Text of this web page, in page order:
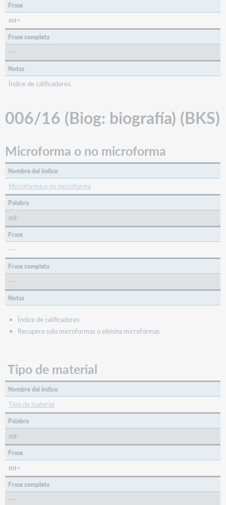
Frase
mt=
Frase completa
---
Notas
Índice de calificadores.
006/16 (Biog: biografía) (BKS)
Microforma o no microforma
Nombre del índice
Microforma o no microforma
Palabra
mf:
Frase
---
Frase completa
---
Notas
Índice de calificadores
Recupera solo microformas o elimina microformas
Tipo de material
Nombre del índice
Tipo de material
Palabra
mt:
Frase
mt=
Frase completa
---